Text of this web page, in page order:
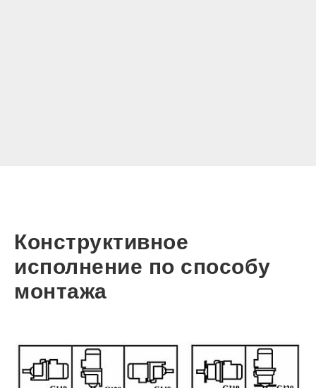
Конструктивное
исполнение по способу
монтажа